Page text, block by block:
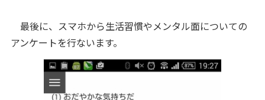
最後に、スマホから生活習慣やメンタル面についての
アンケートを行ないます。